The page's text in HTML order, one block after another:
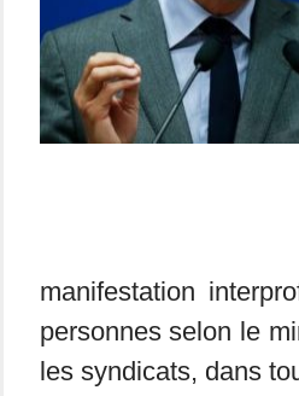
manifestation
personnes selon le
les syndicats, dans